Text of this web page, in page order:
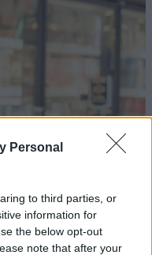
Personal
to third parties, or
information for
the below opt-out
note that after your